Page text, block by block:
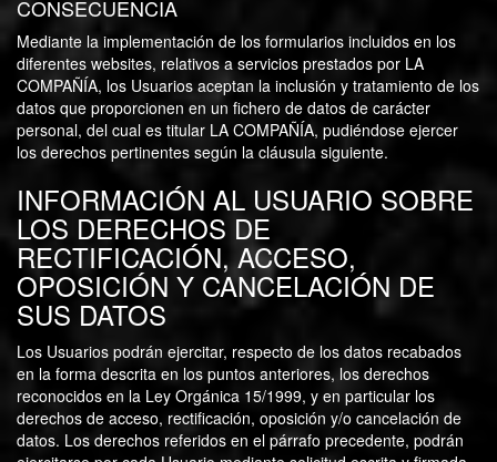
CONSECUENCIA
Mediante la implementación de los formularios incluidos en los
diferentes websites, relativos a servicios prestados por LA
COMPAÑÍA, los Usuarios aceptan la inclusión y tratamiento de los
datos que proporcionen en un fichero de datos de carácter
personal, del cual es titular LA COMPAÑÍA, pudiéndose ejercer
los derechos pertinentes según la cláusula siguiente.
INFORMACIÓN AL USUARIO SOBRE
LOS DERECHOS DE
RECTIFICACIÓN, ACCESO,
OPOSICIÓN Y CANCELACIÓN DE
SUS DATOS
Los Usuarios podrán ejercitar, respecto de los datos recabados
en la forma descrita en los puntos anteriores, los derechos
reconocidos en la Ley Orgánica 15/1999, y en particular los
derechos de acceso, rectificación, oposición y/o cancelación de
datos. Los derechos referidos en el párrafo precedente, podrán